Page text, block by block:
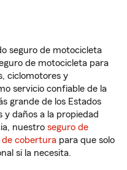
seguro de motocicleta
de motocicleta para
ciclomotores y
servicio confiable de la
grande de los Estados
y daños a la propiedad
nuestro seguro de
de cobertura para que solo
si la necesita.